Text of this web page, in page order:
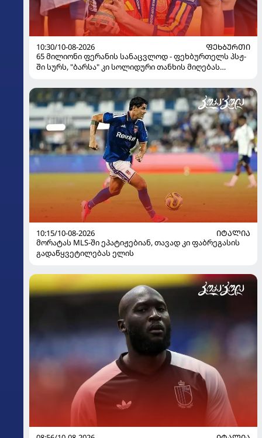
10:30/10-08-2026
ᲤᲔᲮᲑᲣᲠᲗᲘ
65 მილიონი ფერანის სანაცვლოდ - ფეხბურთელს პსჟ-
ში სურს, "ბარსა" კი სოლიდური თანხის მიღებას
10:15/10-08-2026
ᲘᲢᲐᲚᲘᲐ
მორატას MLS-ში ეპატიჟებიან, თავად კი ფაბრეგასის
გადაწყვეტილებას ელის